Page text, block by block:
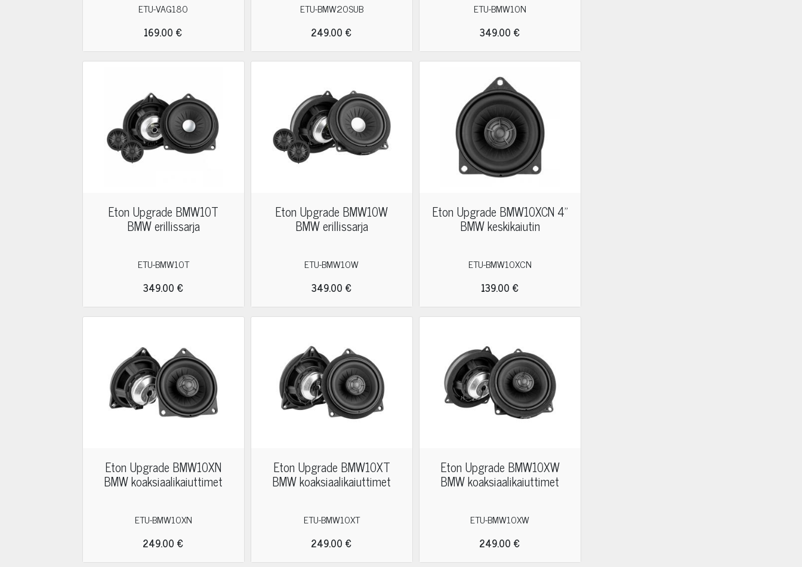
ETU-VAG180
169.00 €
ETU-BMW20SUB
249.00 €
ETU-BMW10N
349.00 €
Eton Upgrade BMW10T
BMW erillissarja
ETU-BMW10T
349.00 €
Eton Upgrade BMW10W
BMW erillissarja
ETU-BMW10W
349.00 €
Eton Upgrade BMW10XCN 4"
BMW keskikaiutin
ETU-BMW10XCN
139.00 €
Eton Upgrade BMW10XN
BMW koaksiaalikaiuttimet
ETU-BMW10XN
249.00 €
Eton Upgrade BMW10XT
BMW koaksiaalikaiuttimet
ETU-BMW10XT
249.00 €
Eton Upgrade BMW10XW
BMW koaksiaalikaiuttimet
ETU-BMW10XW
249.00 €